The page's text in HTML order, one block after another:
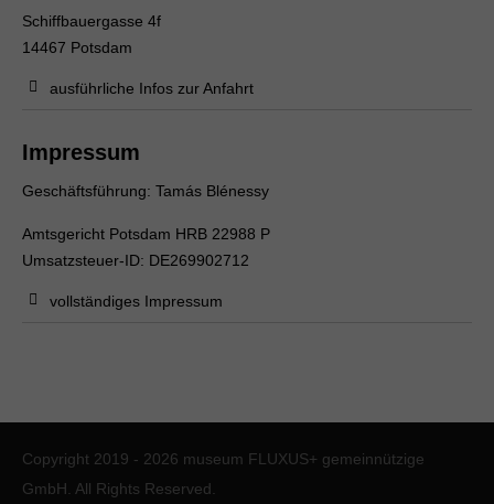
Schiffbauergasse 4f
14467 Potsdam
ausführliche Infos zur Anfahrt
Impressum
Geschäftsführung: Tamás Blénessy
Amtsgericht Potsdam HRB 22988 P
Umsatzsteuer-ID: DE269902712
vollständiges Impressum
Copyright 2019 - 2026 museum FLUXUS+ gemeinnützige
GmbH. All Rights Reserved.